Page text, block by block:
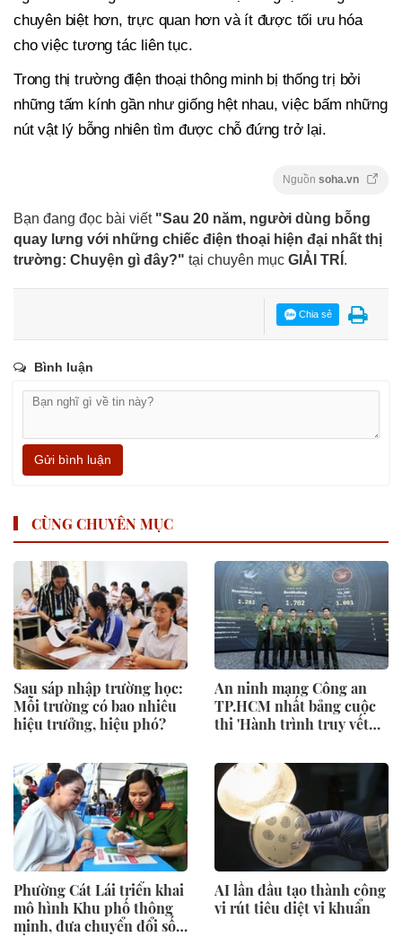
chuyên biệt hơn, trực quan hơn và ít được tối ưu hóa
cho việc tương tác liên tục.
Trong thị trường điện thoại thông minh bị thống trị bởi
những tấm kính gần như giống hệt nhau, việc bấm những
nút vật lý bỗng nhiên tìm được chỗ đứng trở lại.
Nguồn soha.vn
Bạn đang đọc bài viết "Sau 20 năm, người dùng bỗng
quay lưng với những chiếc điện thoại hiện đại nhất thị
trường: Chuyện gì đây?" tại chuyên mục GIẢI TRÍ .
Chia sẻ
Bình luận
Gửi bình luận
CÙNG CHUYÊN MỤC
Sau sáp nhập trường học:
Mỗi trường có bao nhiêu
hiệu trưởng, hiệu phó?
An ninh mạng Công an
TP.HCM nhất bảng cuộc
thi 'Hành trình truy vết
Phường Cát Lái triển khai
mô hình Khu phố thông
minh, đưa chuyển đổi số
AI lần đầu tạo thành công
vi rút tiêu diệt vi khuẩn